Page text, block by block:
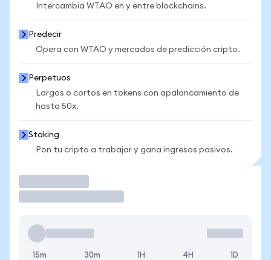
Intercambia WTAO en y entre blockchains.
Predecir
Opera con WTAO y mercados de predicción cripto.
Perpetuos
Largos o cortos en tokens con apalancamiento de
hasta 50x.
Staking
Pon tu cripto a trabajar y gana ingresos pasivos.
15m 30m 1H 4H 1D